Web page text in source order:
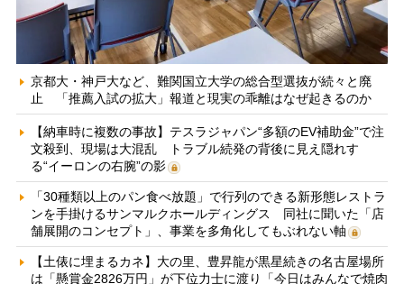
京都大・神戸大など、難関国立大学の総合型選抜が続々と廃
止 「推薦入試の拡大」報道と現実の乖離はなぜ起きるのか
【納車時に複数の事故】テスラジャパン“多額のEV補助金”で注
文殺到、現場は大混乱 トラブル続発の背後に見え隠れす
る“イーロンの右腕”の影
「30種類以上のパン食べ放題」で行列のできる新形態レストラ
ンを手掛けるサンマルクホールディングス 同社に聞いた「店
舗展開のコンセプト」、事業を多角化してもぶれない軸
【土俵に埋まるカネ】大の里、豊昇龍が黒星続きの名古屋場所
は「懸賞金2826万円」が下位力士に渡り「今日はみんなで焼肉